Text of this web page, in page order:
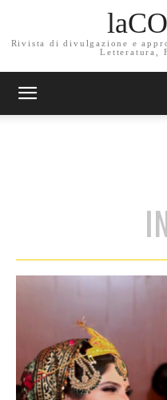
Rivista di divulgazione e
Letteratura,